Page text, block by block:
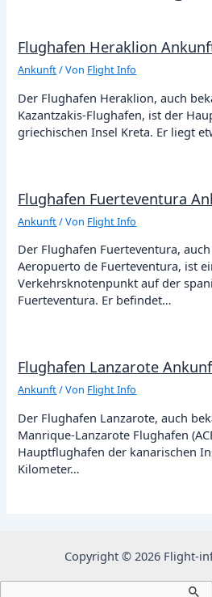
Flughafen Heraklion
Ankunft/ Von Flight Info
Der Flughafen Heraklion, auch
Kazantzakis-Flughafen, ist der
griechischen Insel Kreta. Er liegt
Flughafen Fuerteventura
Ankunft/ Von Flight Info
Der Flughafen Fuerteventura,
Aeropuerto de Fuerteventura, ist
Verkehrsknotenpunkt auf der
Fuerteventura. Er befindet…
Flughafen Lanzarote
Ankunft/ Von Flight Info
Der Flughafen Lanzarote, auch
Manrique-Lanzarote Flughafen
Hauptflughafen der kanarischen
Kilometer…
Copyright © 2026 Flight-